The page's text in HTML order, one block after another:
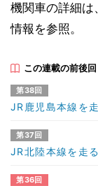
機関車の詳細は
情報を参照。
この連載の前後回
第38回
JR鹿児島本線を
第37回
JR北陸本線を走
第36回